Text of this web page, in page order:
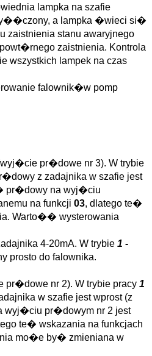
lampka na szafie
a lampka �wieci si�
stanu awaryjnego
zaistnienia. Kontrola
wszystkich lampek na czas
falownik�w pomp
pr�dowe nr 3). W trybie
z zadajnika w szafie jest
pr�dowy na wyj�ciu
na funkcji 03, dlatego te�
Warto�� wysterowania
4-20mA. W trybie 1 -
prosto do falownika.
nr 2). W trybie pracy 1
w szafie jest wprost (z
pr�dowym nr 2 jest
te� wskazania na funkcjach
mo�e by� zmieniana w